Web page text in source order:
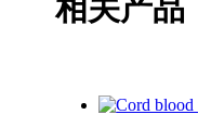
相关产品